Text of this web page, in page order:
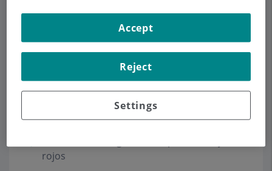
trastornos del estado de ánimo y trastornos
Abuso de sustancias tóxicas
Pérdida de peso
Fatiga crónica
rojos
Settings
Reject
Accept